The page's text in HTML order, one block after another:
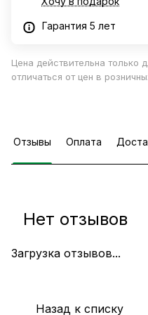
Гарантия 5 лет
Цена действительна только
отличаться от цен в
Отзывы Оплата
Загрузка отзывов...
Нет отзывов
Назад к списку